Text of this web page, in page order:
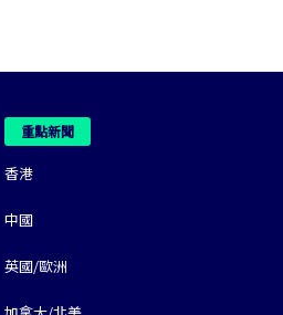
重點新聞
香港
中國
英國/歐洲